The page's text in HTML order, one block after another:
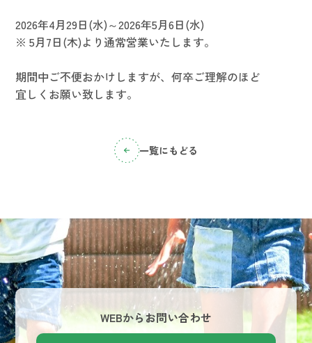
2026年4月29日(水)～2026年5月6日(水)
※ 5月7日(木)より通常営業いたします。
期間中ご不便おかけしますが、何卒ご理解のほど
宜しくお願い致します。
一覧にもどる
WEBからお問い合わせ